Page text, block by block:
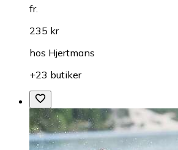
fr.
235 kr
hos Hjertmans
+23 butiker